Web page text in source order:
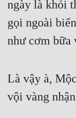
ngày là khỏi
gọi ngoài
như cơm bữa
Là vậy à,
vội vàng